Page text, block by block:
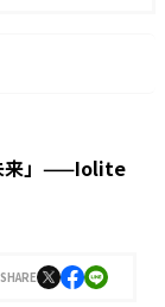
来」——Iolite
SHARE